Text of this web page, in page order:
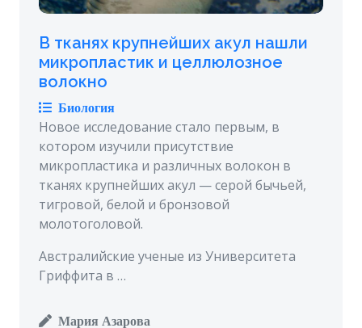
В тканях крупнейших акул нашли
микропластик и целлюлозное
волокно
Биология
Новое исследование стало первым, в
котором изучили присутствие
микропластика и различных волокон в
тканях крупнейших акул — серой бычьей,
тигровой, белой и бронзовой
молотоголовой.
Австралийские ученые из Университета
Гриффита в …
Мария Азарова